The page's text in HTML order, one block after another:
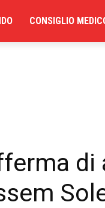
CONSIGLIO
di